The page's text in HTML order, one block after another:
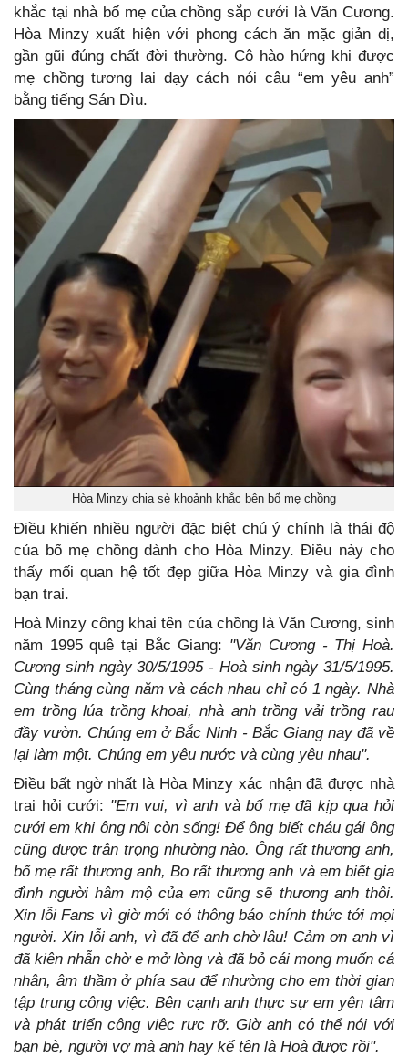
khắc tại nhà bố mẹ của chồng sắp cưới là Văn Cương.
Hòa Minzy xuất hiện với phong cách ăn mặc giản dị,
gần gũi đúng chất đời thường. Cô hào hứng khi được
mẹ chồng tương lai dạy cách nói câu “em yêu anh”
bằng tiếng Sán Dìu.
Hòa Minzy chia sẻ khoảnh khắc bên bố mẹ chồng
Điều khiến nhiều người đặc biệt chú ý chính là thái độ
của bố mẹ chồng dành cho Hòa Minzy. Điều này cho
thấy mối quan hệ tốt đẹp giữa Hòa Minzy và gia đình
bạn trai.
Hoà Minzy công khai tên của chồng là Văn Cương, sinh
năm 1995 quê tại Bắc Giang: "Văn Cương - Thị Hoà.
Cương sinh ngày 30/5/1995 - Hoà sinh ngày 31/5/1995.
Cùng tháng cùng năm và cách nhau chỉ có 1 ngày. Nhà
em trồng lúa trồng khoai, nhà anh trồng vải trồng rau
đầy vườn. Chúng em ở Bắc Ninh - Bắc Giang nay đã về
lại làm một. Chúng em yêu nước và cùng yêu nhau".
Điều bất ngờ nhất là Hòa Minzy xác nhận đã được nhà
trai hỏi cưới: "Em vui, vì anh và bố mẹ đã kịp qua hỏi
cưới em khi ông nội còn sống! Để ông biết cháu gái ông
cũng được trân trọng nhường nào. Ông rất thương anh,
bố mẹ rất thương anh, Bo rất thương anh và em biết gia
đình người hâm mộ của em cũng sẽ thương anh thôi.
Xin lỗi Fans vì giờ mới có thông báo chính thức tới mọi
người. Xin lỗi anh, vì đã để anh chờ lâu! Cảm ơn anh vì
đã kiên nhẫn chờ e mở lòng và đã bỏ cái mong muốn cá
nhân, âm thầm ở phía sau để nhường cho em thời gian
tập trung công việc. Bên cạnh anh thực sự em yên tâm
và phát triển công việc rực rỡ. Giờ anh có thể nói với
bạn bè, người vợ mà anh hay kể tên là Hoà được rồi".